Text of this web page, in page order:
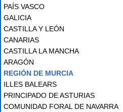
PAÍS VASCO
GALICIA
CASTILLA Y LEÓN
CANARIAS
CASTILLA LA MANCHA
ARAGÓN
REGIÓN DE MURCIA
ILLES BALEARS
PRINCIPADO DE ASTURIAS
COMUNIDAD FORAL DE NAVARRA